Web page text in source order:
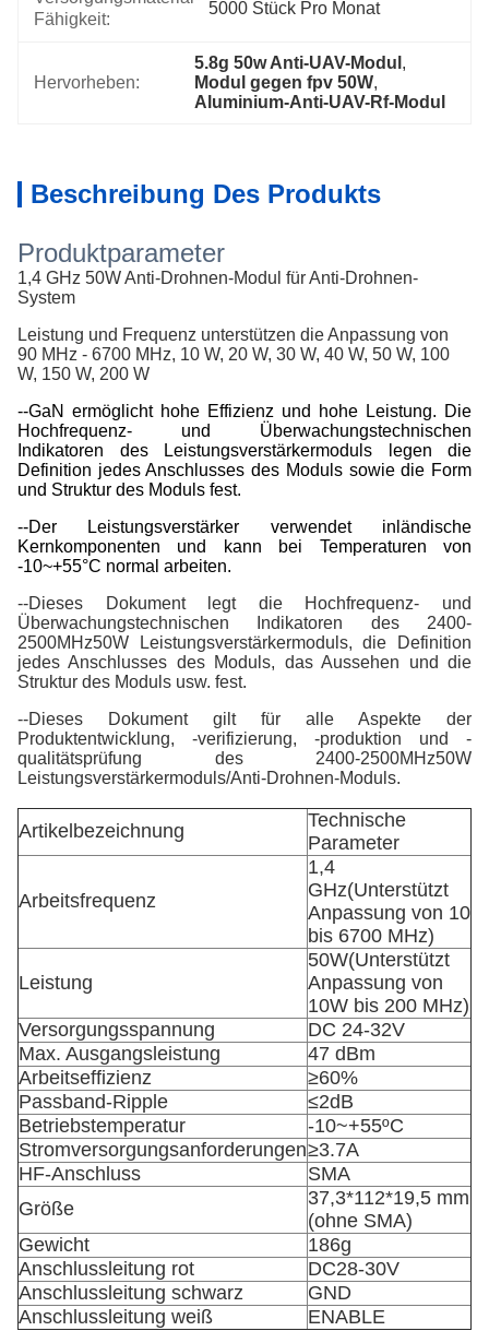
Fähigkeit:
5000 Stück Pro Monat
Hervorheben:
5.8g 50w Anti-UAV-Modul ,
Modul gegen fpv 50W,
Aluminium-Anti-UAV-Rf-Modul
Beschreibung Des Produkts
Produktparameter
1,4 GHz 50W Anti-Drohnen-Modul für Anti-Drohnen-
System
Leistung und Frequenz unterstützen die Anpassung von
90 MHz - 6700 MHz, 10 W, 20 W, 30 W, 40 W, 50 W, 100
W, 150 W, 200 W
--GaN ermöglicht hohe Effizienz und hohe Leistung. Die
Hochfrequenz- und Überwachungstechnischen
Indikatoren des Leistungsverstärkermoduls legen die
Definition jedes Anschlusses des Moduls sowie die Form
und Struktur des Moduls fest.
--Der Leistungsverstärker verwendet inländische
Kernkomponenten und kann bei Temperaturen von
-10~+55°C normal arbeiten.
--Dieses Dokument legt die Hochfrequenz- und
Überwachungstechnischen Indikatoren des 2400-
2500MHz50W Leistungsverstärkermoduls, die Definition
jedes Anschlusses des Moduls, das Aussehen und die
Struktur des Moduls usw. fest.
--Dieses Dokument gilt für alle Aspekte der
Produktentwicklung, -verifizierung, -produktion und -
qualitätsprüfung des 2400-2500MHz50W
Leistungsverstärkermoduls/Anti-Drohnen-Moduls.
Artikelbezeichnung
Technische
Parameter
Arbeitsfrequenz
1,4
GHz(Unterstützt
Anpassung von 10
bis 6700 MHz)
Leistung
50W(Unterstützt
Anpassung von
10W bis 200 MHz)
Versorgungsspannung
DC 24-32V
Max. Ausgangsleistung
47 dBm
Arbeitseffizienz
≥60%
Passband-Ripple
≤2dB
Betriebstemperatur
-10~+55ºC
Stromversorgungsanforderungen≥3.7A
HF-Anschluss
SMA
Größe
37,3*112*19,5 mm
(ohne SMA)
Gewicht
186g
Anschlussleitung rot
DC28-30V
Anschlussleitung schwarz
GND
Anschlussleitung weiß
ENABLE